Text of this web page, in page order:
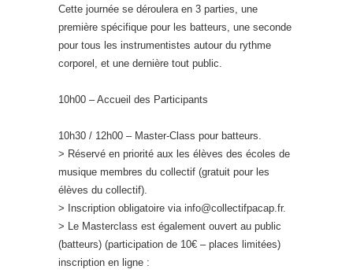
Cette journée se déroulera en 3 parties, une
première spécifique pour les batteurs, une seconde
pour tous les instrumentistes autour du rythme
corporel, et une dernière tout public.
10h00 – Accueil des Participants
10h30 / 12h00 – Master-Class pour batteurs.
> Réservé en priorité aux les élèves des écoles de
musique membres du collectif (gratuit pour les
élèves du collectif).
> Inscription obligatoire via info@collectifpacap.fr.
> Le Masterclass est également ouvert au public
(batteurs) (participation de 10€ – places limitées)
inscription en ligne :